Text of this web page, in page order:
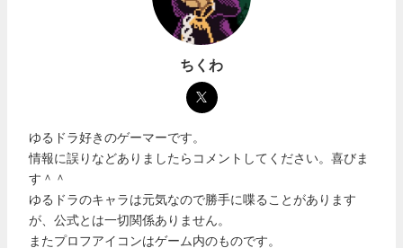
ちくわ
ゆるドラ好きのゲーマーです。
情報に誤りなどありましたらコメントしてください。喜びま
す＾＾
ゆるドラのキャラは元気なので勝手に喋ることがあります
が、公式とは一切関係ありません。
またプロフアイコンはゲーム内のものです。